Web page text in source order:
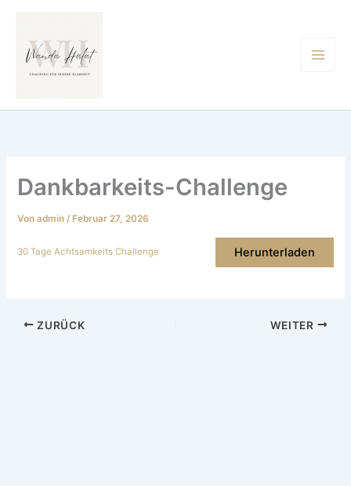
springen
Dankbarkeits-Challenge
Vonadmin/ Februar 27, 2026
30 Tage Achtsamkeits Challenge Herunterladen
ZURÜCK WEITER